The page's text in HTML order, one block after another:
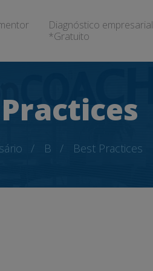
Diagnóstico empresarial
*Gratuito
B Best Practices